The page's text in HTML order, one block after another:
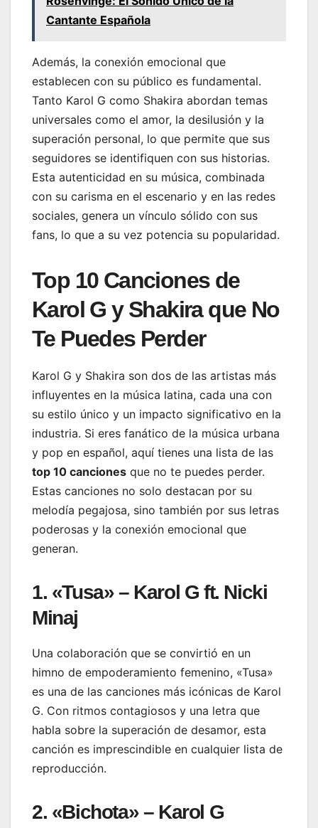
Cantante Española
Además, la conexión emocional que
establecen con su público es fundamental.
Tanto Karol G como Shakira abordan temas
universales como el amor, la desilusión y la
superación personal, lo que permite que sus
seguidores se identifiquen con sus historias.
Esta autenticidad en su música, combinada
con su carisma en el escenario y en las redes
sociales, genera un vínculo sólido con sus
fans, lo que a su vez potencia su popularidad.
Top 10 Canciones de
Karol G y Shakira que No
Te Puedes Perder
Karol G y Shakira son dos de las artistas más
influyentes en la música latina, cada una con
su estilo único y un impacto significativo en la
industria. Si eres fanático de la música urbana
y pop en español, aquí tienes una lista de las
top 10 canciones que no te puedes perder.
Estas canciones no solo destacan por su
melodía pegajosa, sino también por sus letras
poderosas y la conexión emocional que
generan.
1. «Tusa» – Karol G ft. Nicki
Minaj
Una colaboración que se convirtió en un
himno de empoderamiento femenino, «Tusa»
es una de las canciones más icónicas de Karol
G. Con ritmos contagiosos y una letra que
habla sobre la superación de desamor, esta
canción es imprescindible en cualquier lista de
reproducción.
2. «Bichota» – Karol G